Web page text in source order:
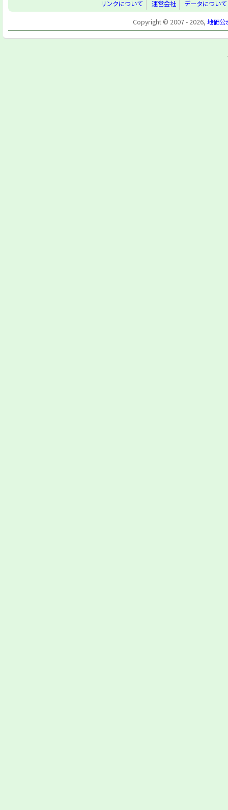
リンクについて 運営会社
データについて
Copyright © 2007 - 2026, 地価公